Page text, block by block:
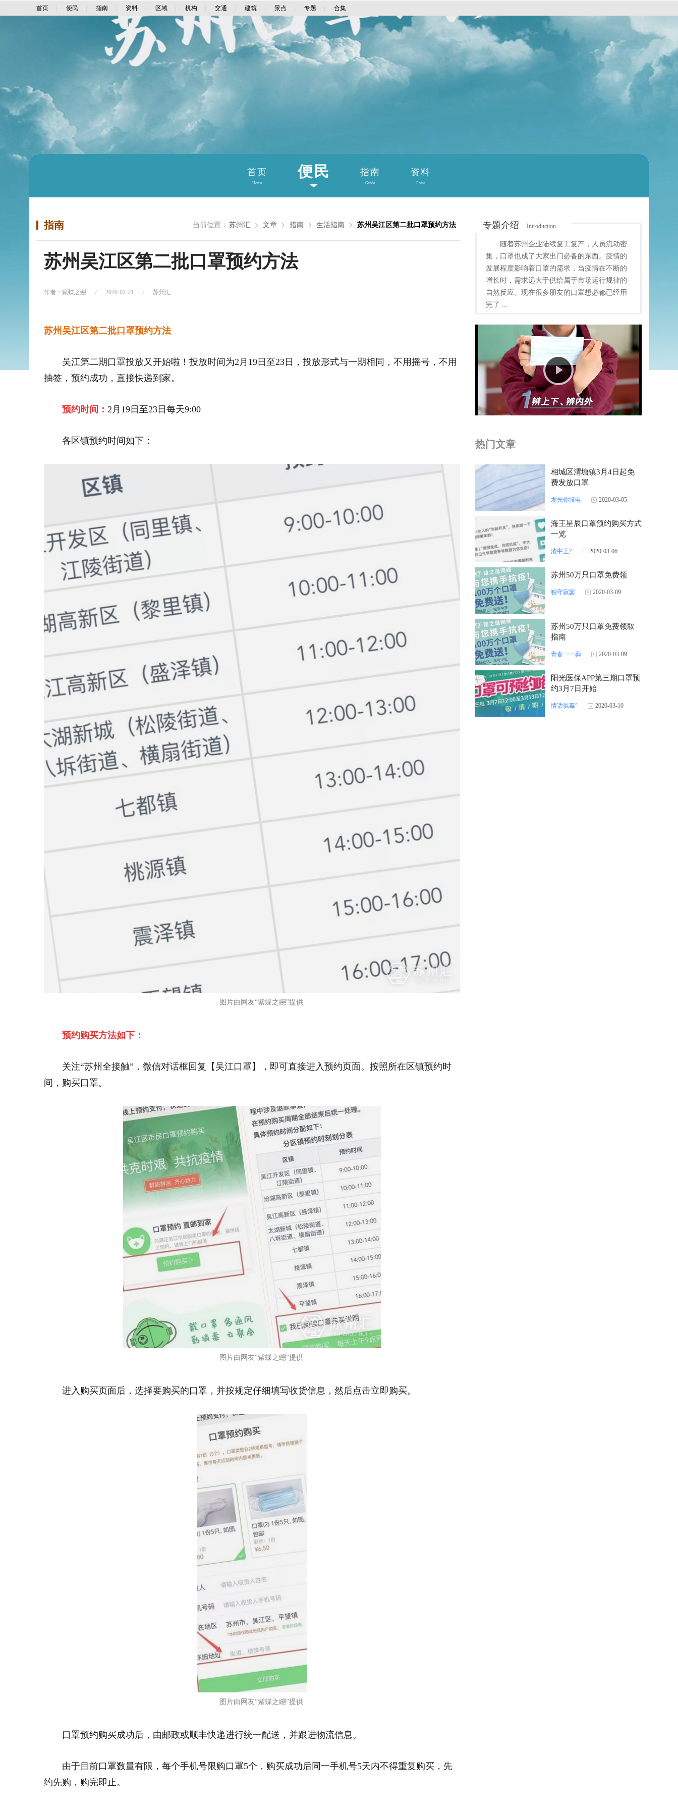
首页 便民 指南 资料 区域 机构 交通 建筑 景点 专题 合集
首页
Home
便民 指南
Guide
资料
Point
指南 当前位置： 苏州汇 文章 指南 生活指南 苏州吴江区第二批口罩预约方法
苏州吴江区第二批口罩预约方法
作者：紫蝶之纞 2020-02-21 苏州汇
苏州吴江区第二批口罩预约方法
吴江第二期口罩投放又开始啦！投放时间为2月19日至23日，投放形式与一期相同，不用摇号，不用
抽签，预约成功，直接快递到家。
预约时间： 2月19日至23日每天9:00
各区镇预约时间如下：
图片由网友“紫蝶之纞”提供
预约购买方法如下：
关注“苏州全接触”，微信对话框回复【吴江口罩】，即可直接进入预约页面。按照所在区镇预约时
间，购买口罩。
图片由网友“紫蝶之纞”提供
进入购买页面后，选择要购买的口罩，并按规定仔细填写收货信息，然后点击立即购买。
图片由网友“紫蝶之纞”提供
口罩预约购买成功后，由邮政或顺丰快递进行统一配送，并跟进物流信息。
由于目前口罩数量有限，每个手机号限购口罩5个，购买成功后同一手机号5天内不得重复购买，先
约先购，购完即止。
专题介绍 Introduction
随着苏州企业陆续复工复产，人员流动密
集，口罩也成了大家出门必备的东西。疫情的
发展程度影响着口罩的需求，当疫情在不断的
增长时，需求远大于供给属于市场运行规律的
自然反应。现在很多朋友的口罩想必都已经用
完了 ...
Play
Video
热门文章
相城区渭塘镇3月4日起免
费发放口罩
发光你没电 2020-03-05
海王星辰口罩预约购买方式
一览
渣中王? 2020-03-06
苏州50万只口罩免费领
独守寂寥 2020-03-09
苏州50万只口罩免费领取
指南
青春╰一葬 2020-03-09
阳光医保APP第三期口罩预
约3月7日开始
情话似毒° 2020-03-10